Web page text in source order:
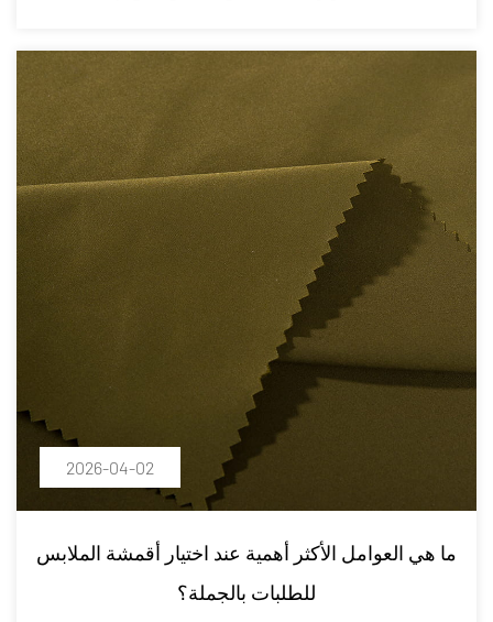
2026-04-02
ما هي العوامل الأكثر أهمية عند اختيار أقمشة الملابس
للطلبات بالجملة؟